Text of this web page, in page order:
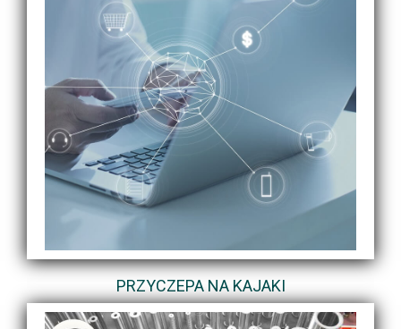
PRZYCZEPA NA KAJAKI